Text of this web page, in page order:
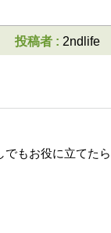
投稿者 : 2ndlife
もお役に立てた